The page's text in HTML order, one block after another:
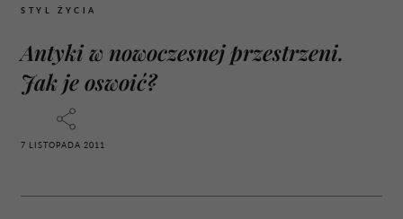
STYL ŻYCIA
Antyki w nowoczesnej przestrzeni.
Jak je oswoić?
7 LISTOPADA 2011